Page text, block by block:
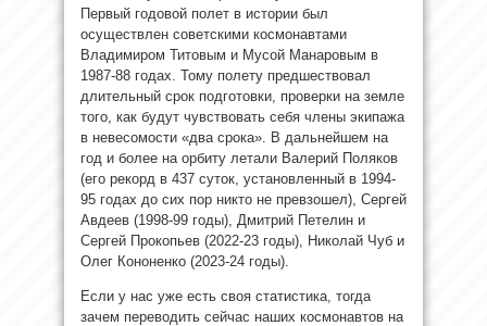
Первый годовой полет в истории был
осуществлен советскими космонавтами
Владимиром Титовым и Мусой Манаровым в
1987-88 годах. Тому полету предшествовал
длительный срок подготовки, проверки на земле
того, как будут чувствовать себя члены экипажа
в невесомости «два срока». В дальнейшем на
год и более на орбиту летали Валерий Поляков
(его рекорд в 437 суток, установленный в 1994-
95 годах до сих пор никто не превзошел), Сергей
Авдеев (1998-99 годы), Дмитрий Петелин и
Сергей Прокопьев (2022-23 годы), Николай Чуб и
Олег Кононенко (2023-24 годы).
Если у нас уже есть своя статистика, тогда
зачем переводить сейчас наших космонавтов на